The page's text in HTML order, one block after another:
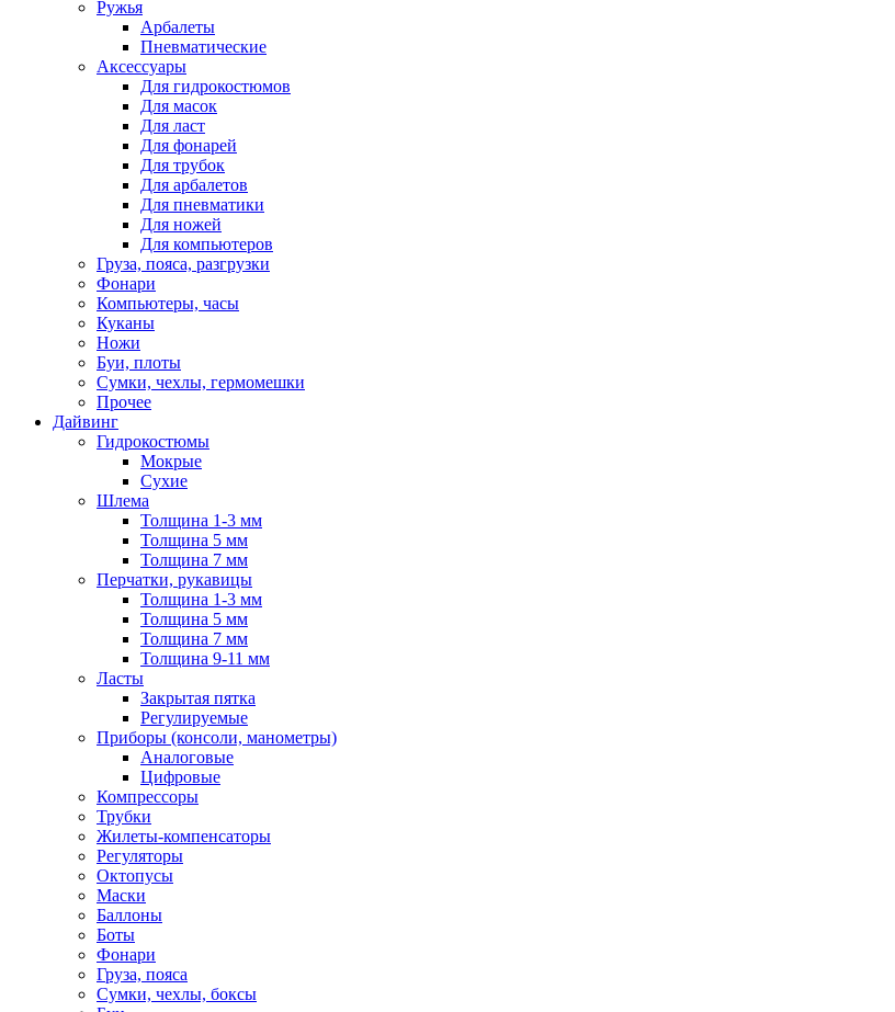
Ружья
Арбалеты
Пневматические
Аксессуары
Для гидрокостюмов
Для масок
Для ласт
Для фонарей
Для трубок
Для арбалетов
Для пневматики
Для ножей
Для компьютеров
Груза, пояса, разгрузки
Фонари
Компьютеры, часы
Куканы
Ножи
Буи, плоты
Сумки, чехлы, гермомешки
Прочее
Дайвинг
Гидрокостюмы
Мокрые
Сухие
Шлема
Толщина 1-3 мм
Толщина 5 мм
Толщина 7 мм
Перчатки, рукавицы
Толщина 1-3 мм
Толщина 5 мм
Толщина 7 мм
Толщина 9-11 мм
Ласты
Закрытая пятка
Регулируемые
Приборы (консоли, манометры)
Аналоговые
Цифровые
Компрессоры
Трубки
Жилеты-компенсаторы
Регуляторы
Октопусы
Маски
Баллоны
Боты
Фонари
Груза, пояса
Сумки, чехлы, боксы